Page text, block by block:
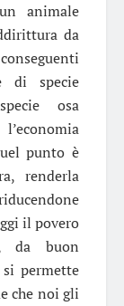
animale
da
di specie
osa
punto è
renderla
il povero
da buon
permette
che noi gli